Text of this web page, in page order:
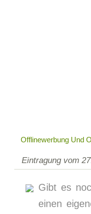
Offlinewerbung Und
Eintragung vom
Gibt es
einen